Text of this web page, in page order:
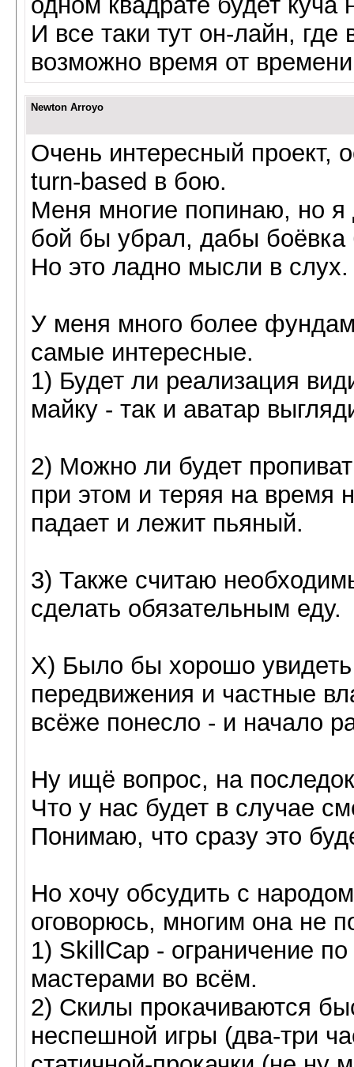
И все таки тут он-лайн,
возможно время от
Newton Arroyo
Очень интересный проект,
turn-based в бою.
Меня многие попинаю, но
бой бы убрал, дабы
Но это ладно мысли в слух.
У меня много более
самые интересные.
1) Будет ли реализация
майку - так и аватар
2) Можно ли будет
при этом и теряя на время
падает и лежит пьяный.
3) Также считаю
сделать обязательным еду.
X) Было бы хорошо увидеть
передвижения и частные
всёже понесло - и начало
Ну ищё вопрос, на
Что у нас будет в случае
Понимаю, что сразу это
Но хочу обсудить с
оговорюсь, многим она не
1) SkillCap - ограничение
мастерами во всём.
2) Скилы прокачиваются
неспешной игры (два-три